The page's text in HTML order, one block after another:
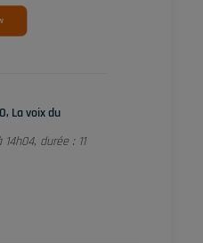
La voix du
durée : 11